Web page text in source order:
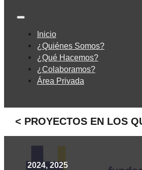
Inicio
¿Quiénes Somos?
¿Qué Hacemos?
¿Colaboramos?
Área Privada
< PROYECTOS EN LOS
2024, 2025